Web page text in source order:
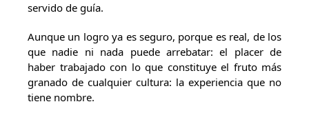
servido de guía.
Aunque un logro ya es seguro, porque es real, de los
que nadie ni nada puede arrebatar: el placer de
haber trabajado con lo que constituye el fruto más
granado de cualquier cultura: la experiencia que no
tiene nombre.